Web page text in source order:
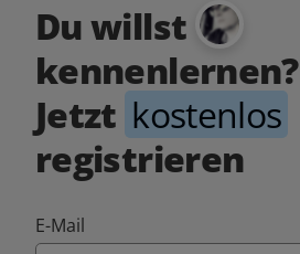
Du willst
kennenlernen?
Jetzt kostenlos
registrieren
E-Mail